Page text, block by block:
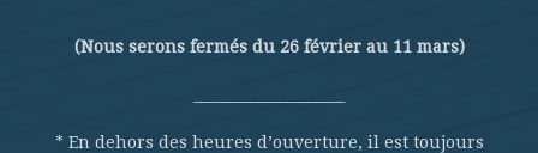
(Nous serons fermés du 26 février au 11 mars)
* En dehors des heures d’ouverture, il est toujours